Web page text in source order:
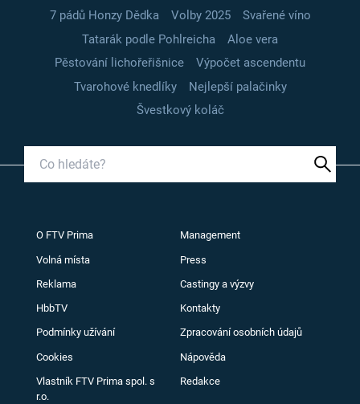
7 pádů Honzy Dědka
Volby 2025
Svařené víno
Tatarák podle Pohlreicha
Aloe vera
Pěstování lichořeřišnice
Výpočet ascendentu
Tvarohové knedlíky
Nejlepší palačinky
Švestkový koláč
O FTV Prima Management
Volná místa Press
Reklama Castingy a výzvy
HbbTV Kontakty
Podmínky užívání Zpracování osobních údajů
Cookies Nápověda
Vlastník FTV Prima spol. s
r.o.
Redakce